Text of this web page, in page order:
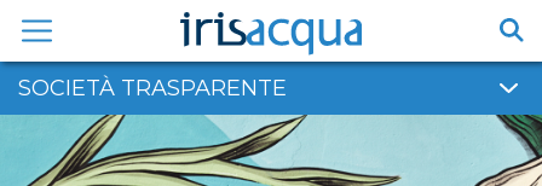
contenuto
SOCIETÀ TRASPARENTE